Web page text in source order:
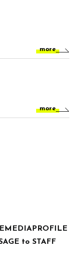
more
more
MEDIA PROFILE
to STAFF